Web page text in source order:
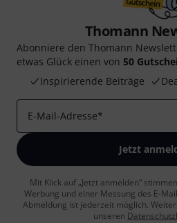
Thomann
Abonniere den Thomann
etwas Glück einen von 50
Inspirierende Beiträge
E-Mail-Adresse*
Jetzt
Mit Klick auf „Jetzt anmelden“
Werbung und einer Messung des E-
Abmeldung ist jederzeit möglich.
unseren